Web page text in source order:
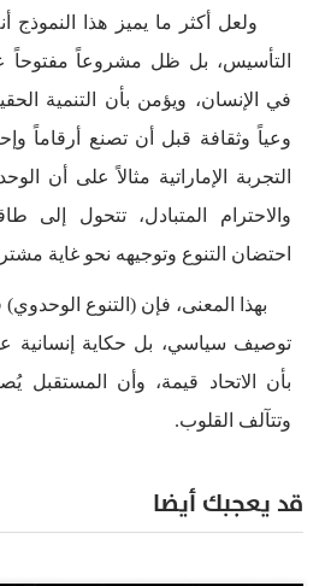
ولعل أكثر ما يميز هذا النموذج
التأسيس، بل ظل مشروعاً مفتوحاً
في الإنسان، ويؤمن بأن التنمية
وعياً وثقافة قبل أن تصنع أرقاماً
التجربة الإماراتية مثالاً على أن
والاحترام المتبادل، تتحول إلى
احتضان التنوع وتوجيهه نحو غاية
بهذا المعنى، فإن (التنوع
توصيف سياسي، بل حكاية إنسانية
بأن الاتحاد قيمة، وأن المستقبل
وتتآلف القلوب.
قد يعجبك أيضا